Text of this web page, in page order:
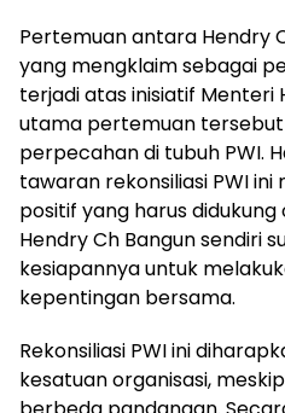
Pertemuan antara Hendry
yang mengklaim sebagai
terjadi atas inisiatif Menteri
utama pertemuan
perpecahan di tubuh PWI.
tawaran rekonsiliasi PWI
positif yang harus didukung
Hendry Ch Bangun sendiri
kesiapannya untuk
kepentingan bersama.
Rekonsiliasi PWI ini
kesatuan organisasi,